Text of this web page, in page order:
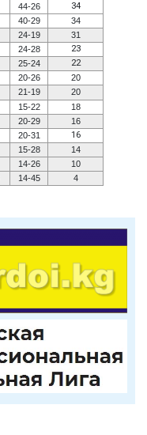
44-26 34
40-29
34
24-19
31
24-28 23
25-24 22
20-26
20
21-19
20
15-22
18
20-29
16
20-31 16
15-28
14
14-26
10
14-45 4